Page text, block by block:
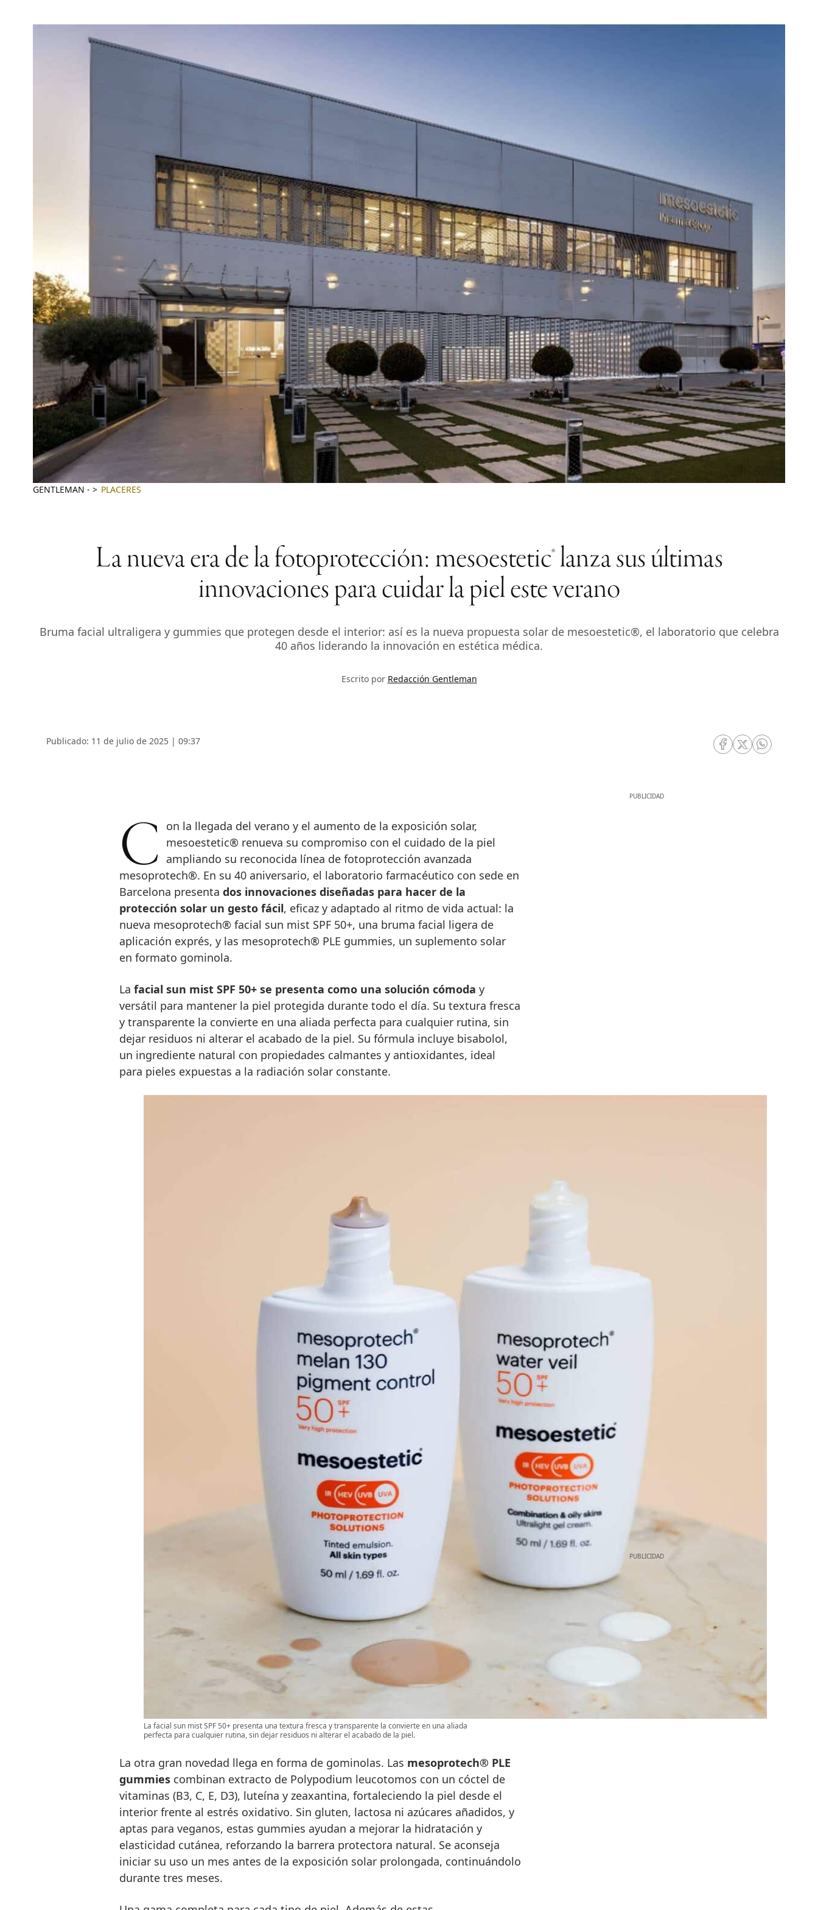
GENTLEMAN - PLACERES
La nueva era de la fotoprotección: mesoestetic® lanza sus últimas
innovaciones para cuidar la piel este verano
Bruma facial ultraligera y gummies que protegen desde el interior: así es la nueva propuesta solar de mesoestetic®, el laboratorio que celebra
40 años liderando la innovación en estética médica.
Escrito por Redacción Gentleman
Publicado: 11 de julio de 2025 | 09:37
RRSS Facebook
RRSS Twitter
RRSS
Con la llegada del verano y el aumento de la exposición solar,
mesoestetic® renueva su compromiso con el cuidado de la piel
ampliando su reconocida línea de fotoprotección avanzada
mesoprotech®. En su 40 aniversario, el laboratorio farmacéutico con sede en
Barcelona presenta dos innovaciones diseñadas para hacer de la
protección solar un gesto fácil, eficaz y adaptado al ritmo de vida actual: la
nueva mesoprotech® facial sun mist SPF 50+, una bruma facial ligera de
aplicación exprés, y las mesoprotech® PLE gummies, un suplemento solar
en formato gominola.
La facial sun mist SPF 50+ se presenta como una solución cómoda y
versátil para mantener la piel protegida durante todo el día. Su textura fresca
y transparente la convierte en una aliada perfecta para cualquier rutina, sin
dejar residuos ni alterar el acabado de la piel. Su fórmula incluye bisabolol,
un ingrediente natural con propiedades calmantes y antioxidantes, ideal
para pieles expuestas a la radiación solar constante.
La facial sun mist SPF 50+ presenta una textura fresca y transparente la convierte en una aliada
perfecta para cualquier rutina, sin dejar residuos ni alterar el acabado de la piel.
La otra gran novedad llega en forma de gominolas. Las mesoprotech® PLE
gummiescombinan extracto de Polypodium leucotomos con un cóctel de
vitaminas (B3, C, E, D3), luteína y zeaxantina, fortaleciendo la piel desde el
interior frente al estrés oxidativo. Sin gluten, lactosa ni azúcares añadidos, y
aptas para veganos, estas gummies ayudan a mejorar la hidratación y
elasticidad cutánea, reforzando la barrera protectora natural. Se aconseja
iniciar su uso un mes antes de la exposición solar prolongada, continuándolo
durante tres meses.